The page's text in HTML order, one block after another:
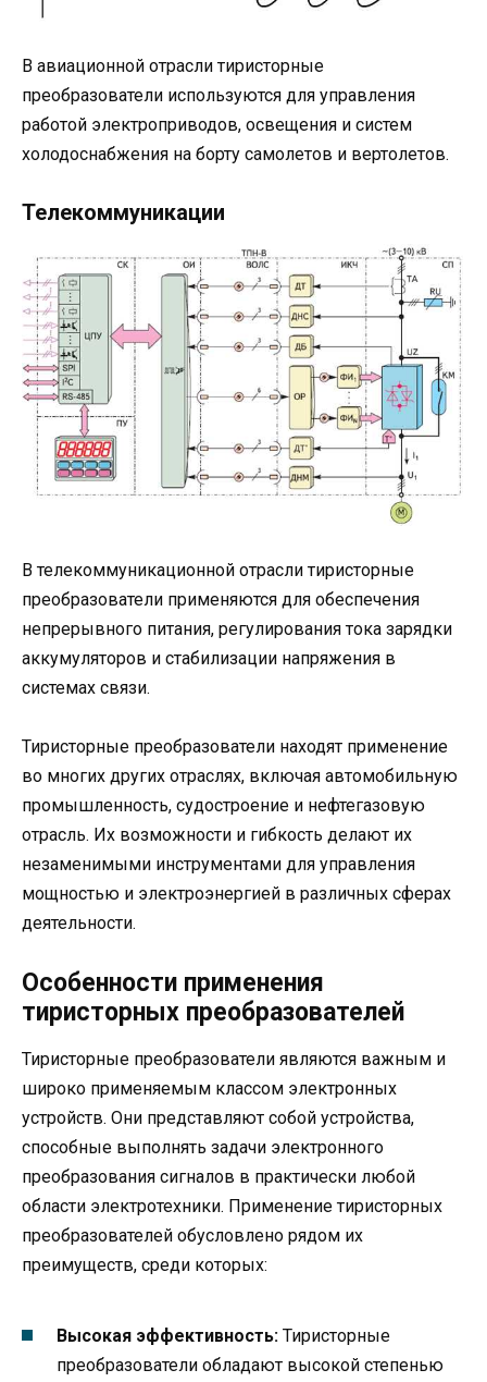
В авиационной отрасли тиристорные
преобразователи используются для управления
работой электроприводов, освещения и систем
холодоснабжения на борту самолетов и вертолетов.
Телекоммуникации
В телекоммуникационной отрасли тиристорные
преобразователи применяются для обеспечения
непрерывного питания, регулирования тока зарядки
аккумуляторов и стабилизации напряжения в
системах связи.
Тиристорные преобразователи находят применение
во многих других отраслях, включая автомобильную
промышленность, судостроение и нефтегазовую
отрасль. Их возможности и гибкость делают их
незаменимыми инструментами для управления
мощностью и электроэнергией в различных сферах
деятельности.
Особенности применения
тиристорных преобразователей
Тиристорные преобразователи являются важным и
широко применяемым классом электронных
устройств. Они представляют собой устройства,
способные выполнять задачи электронного
преобразования сигналов в практически любой
области электротехники. Применение тиристорных
преобразователей обусловлено рядом их
преимуществ, среди которых:
Высокая эффективность: Тиристорные
преобразователи обладают высокой степенью